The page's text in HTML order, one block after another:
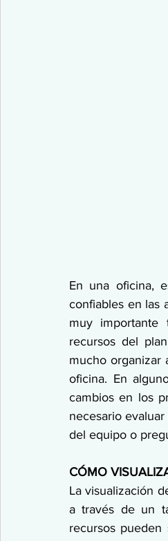
En una oficina,
confiables en las
muy importante
recursos del
mucho organizar
oficina. En
cambios en los
necesario
del equipo o
CÓMO
La visualización
a través de un
recursos pueden